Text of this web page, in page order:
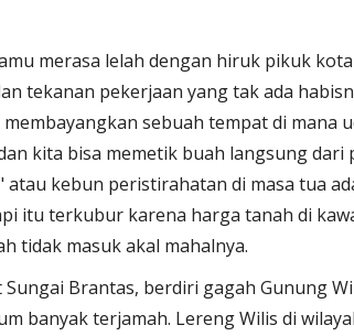
merasa lelah dengan hiruk pikuk
tekanan pekerjaan yang tak ada
sebuah tempat di mana
kita bisa memetik buah langsung dari
kebun peristirahatan di masa tua
itu terkubur karena harga tanah di
tidak masuk akal mahalnya.
Brantas, berdiri gagah Gunung
banyak terjamah. Lereng Wilis di